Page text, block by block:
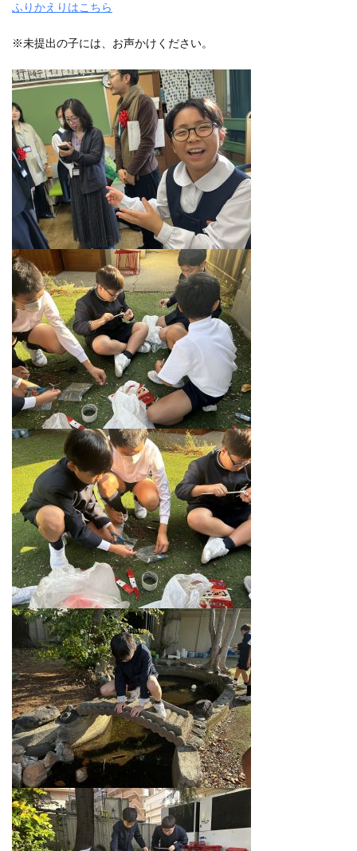
ふりかえりはこちら
※未提出の子には、お声かけください。